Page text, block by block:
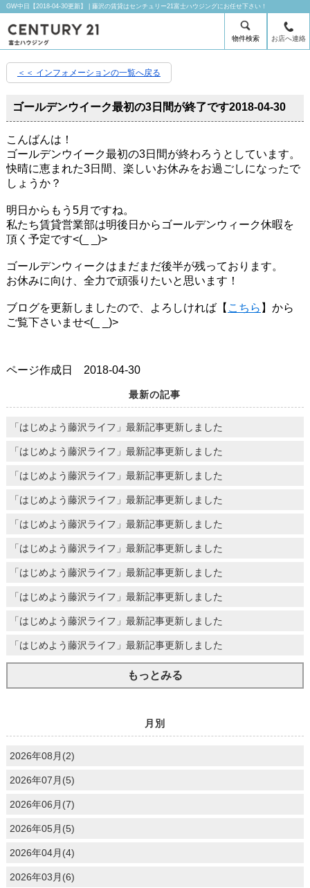
GW中日【2018-04-30更新】 | 藤沢の賃貸はセンチュリー21富士ハウジングにお任せ下さい！
物件検索 お店へ連絡
＜＜ インフォメーションの一覧へ戻る
ゴールデンウイーク最初の3日間が終了です2018-04-30
こんばんは！
ゴールデンウイーク最初の3日間が終わろうとしています。
快晴に恵まれた3日間、楽しいお休みをお過ごしになったで
しょうか？
明日からもう5月ですね。
私たち賃貸営業部は明後日からゴールデンウィーク休暇を
頂く予定です<(_ _)>
ゴールデンウィークはまだまだ後半が残っております。
お休みに向け、全力で頑張りたいと思います！
ブログを更新しましたので、よろしければ【 こちら 】から
ご覧下さいませ<(_ _)>
ページ作成日 2018-04-30
最新の記事
「はじめよう藤沢ライフ」最新記事更新しました
「はじめよう藤沢ライフ」最新記事更新しました
「はじめよう藤沢ライフ」最新記事更新しました
「はじめよう藤沢ライフ」最新記事更新しました
「はじめよう藤沢ライフ」最新記事更新しました
「はじめよう藤沢ライフ」最新記事更新しました
「はじめよう藤沢ライフ」最新記事更新しました
「はじめよう藤沢ライフ」最新記事更新しました
「はじめよう藤沢ライフ」最新記事更新しました
「はじめよう藤沢ライフ」最新記事更新しました
もっとみる
月別
2026年08月(2)
2026年07月(5)
2026年06月(7)
2026年05月(5)
2026年04月(4)
2026年03月(6)